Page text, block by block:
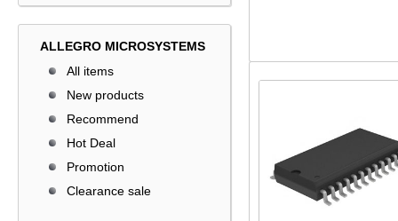
ALLEGRO MICROSYSTEMS
All items
New products
Recommend
Hot Deal
Promotion
Clearance sale